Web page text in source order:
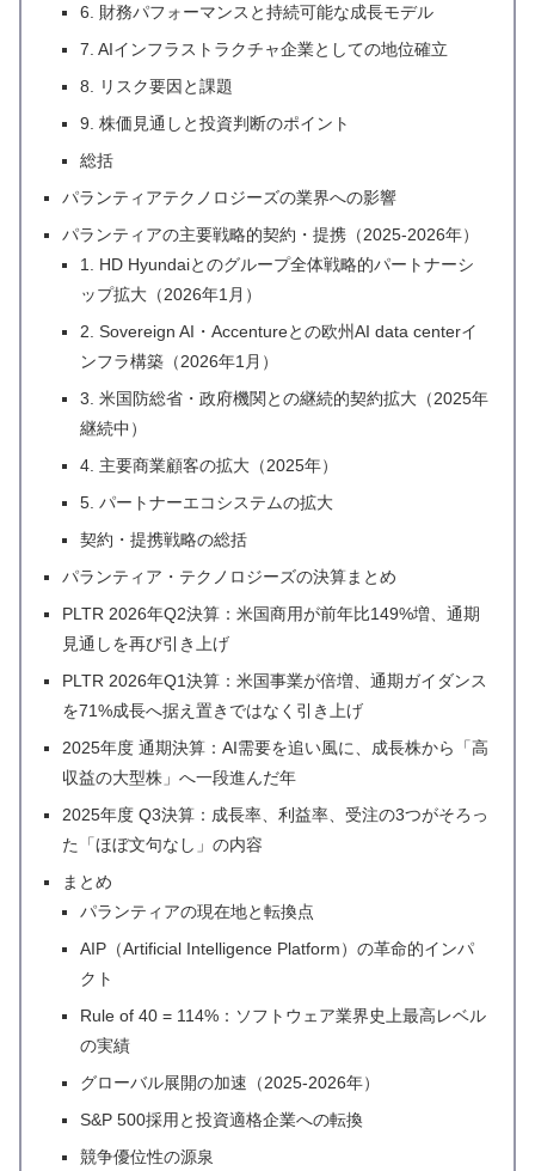
6. 財務パフォーマンスと持続可能な成長モデル
7. AIインフラストラクチャ企業としての地位確立
8. リスク要因と課題
9. 株価見通しと投資判断のポイント
総括
パランティアテクノロジーズの業界への影響
パランティアの主要戦略的契約・提携（2025-2026年）
1. HD Hyundaiとのグループ全体戦略的パートナーシ
ップ拡大（2026年1月）
2. Sovereign AI・Accentureとの欧州AI data centerイ
ンフラ構築（2026年1月）
3. 米国防総省・政府機関との継続的契約拡大（2025年
継続中）
4. 主要商業顧客の拡大（2025年）
5. パートナーエコシステムの拡大
契約・提携戦略の総括
パランティア・テクノロジーズの決算まとめ
PLTR 2026年Q2決算：米国商用が前年比149%増、通期
見通しを再び引き上げ
PLTR 2026年Q1決算：米国事業が倍増、通期ガイダンス
を71%成長へ据え置きではなく引き上げ
2025年度 通期決算：AI需要を追い風に、成長株から「高
収益の大型株」へ一段進んだ年
2025年度 Q3決算：成長率、利益率、受注の3つがそろっ
た「ほぼ文句なし」の内容
まとめ
パランティアの現在地と転換点
AIP（Artificial Intelligence Platform）の革命的インパ
クト
Rule of 40 = 114%：ソフトウェア業界史上最高レベル
の実績
グローバル展開の加速（2025-2026年）
S&P 500採用と投資適格企業への転換
競争優位性の源泉